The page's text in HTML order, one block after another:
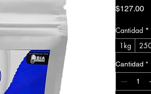
$127.00
Cantidad *
1kg
Cantidad *